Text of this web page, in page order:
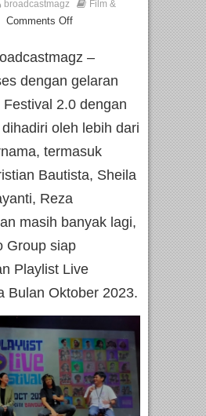
broadcastmagz
Film &
Comments Off
–
dengan gelaran
2.0 dengan
oleh lebih dari
termasuk
Bautista, Sheila
Reza
masih banyak lagi,
Group siap
Playlist Live
Bulan Oktober 2023.